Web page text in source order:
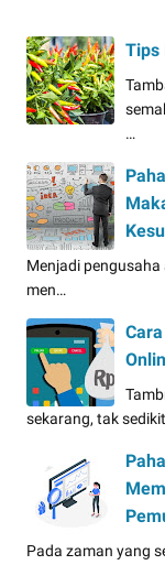
Tips
…
Menjadi
men…
sekarang, tak
Pada zaman yang